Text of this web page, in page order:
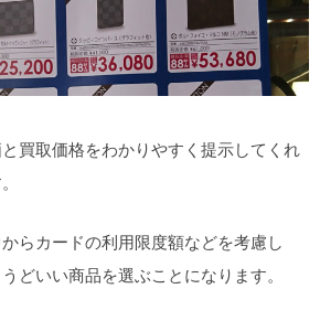
買取価格をわかりやすく提示してくれ
らカードの利用限度額などを考慮し
どいい商品を選ぶことになります。